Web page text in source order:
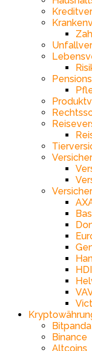
Bitpanda
Binance
Altcoins